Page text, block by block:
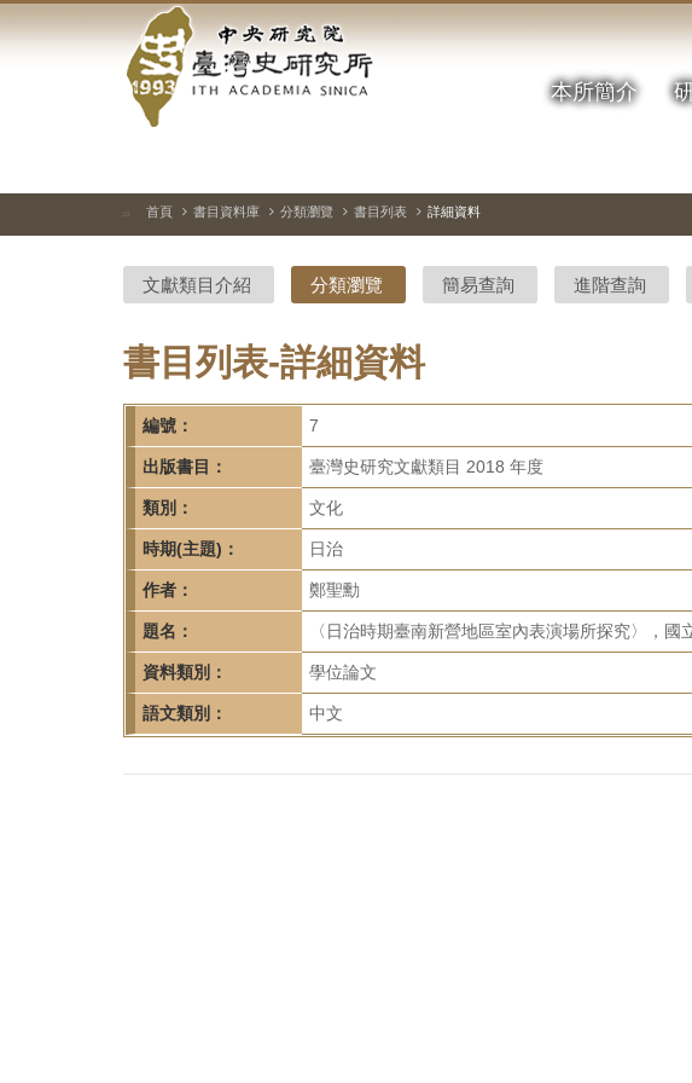
到
中
央
研
院-
臺
灣
史
研
究
所-
首
頁
本所簡介
::: 首頁 書目資料庫 分類瀏覽 書目列表 詳細資料
文獻類目介紹 分類瀏覽 簡易查詢 進階查詢
書目列表-詳細資料
編號： 7
出版書目： 臺灣史研究文獻類目 2018 年度
類別： 文化
時期(主題)： 日治
作者： 鄭聖勳
題名： 〈日治時期臺南新營地區室內表演場所探究〉，
資料類別： 學位論文
語文類別： 中文